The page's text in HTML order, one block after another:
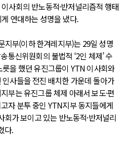
사회의 반노동적·반저널리즘적 행태
연대하는 성명을 냈다.
지부(이하 한겨레지부)는 29일 성명
통신위원회의 불법적 ‘2인 체제’ 수
을 했던 유진그룹이 YTN 이사회와
사들을 전진 배치한 가운데 돌아가
부는 유진그룹 체제 아래서 보도·편
자 분투 중인 YTN지부 동지들에게
가 보이고 있는 반노동적·반저널리
다.